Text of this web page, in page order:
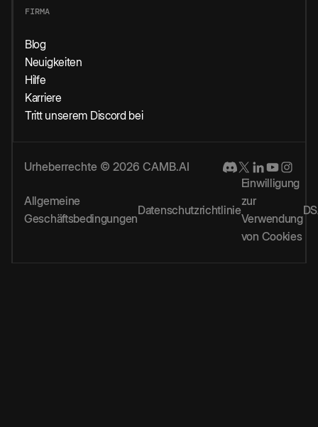
FIRMA
Blog
Neuigkeiten
Hilfe
Karriere
Tritt unserem Discord bei
Urheberrechte © 2026 CAMB.AI
Allgemeine
Geschäftsbedingungen
Datenschutzrichtlinie
Einwilligung
zur
Verwendung
von Cookies